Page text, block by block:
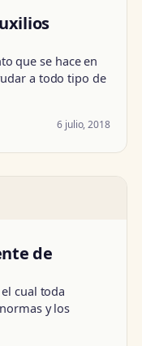
que se hace en
a todo tipo de
6 julio, 2018
de
cual toda
y los